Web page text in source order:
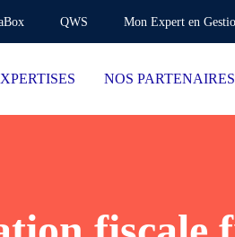
QWS Mon Expert en
NOS PARTENAIRES